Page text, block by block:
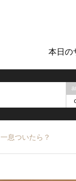
本日の
一息ついたら？